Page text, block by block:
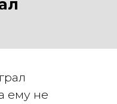
ему не